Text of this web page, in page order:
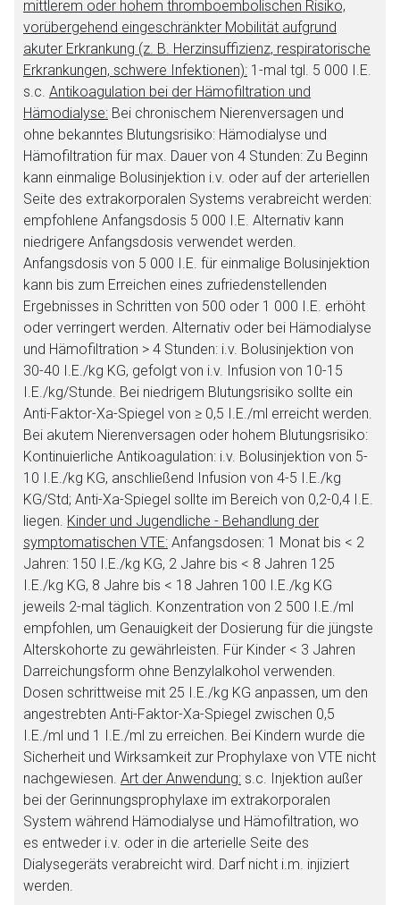
mittlerem oder hohem thromboembolischen Risiko,
vorübergehend eingeschränkter Mobilität aufgrund
akuter Erkrankung (z. B. Herzinsuffizienz, respiratorische
Erkrankungen, schwere Infektionen): 1-mal tgl. 5 000 I.E.
s.c. Antikoagulation bei der Hämofiltration und
Hämodialyse: Bei chronischem Nierenversagen und
ohne bekanntes Blutungsrisiko: Hämodialyse und
Hämofiltration für max. Dauer von 4 Stunden: Zu Beginn
kann einmalige Bolusinjektion i.v. oder auf der arteriellen
Seite des extrakorporalen Systems verabreicht werden:
empfohlene Anfangsdosis 5 000 I.E. Alternativ kann
niedrigere Anfangsdosis verwendet werden.
Anfangsdosis von 5 000 I.E. für einmalige Bolusinjektion
kann bis zum Erreichen eines zufriedenstellenden
Ergebnisses in Schritten von 500 oder 1 000 I.E. erhöht
oder verringert werden. Alternativ oder bei Hämodialyse
und Hämofiltration > 4 Stunden: i.v. Bolusinjektion von
30-40 I.E./kg KG, gefolgt von i.v. Infusion von 10-15
I.E./kg/Stunde. Bei niedrigem Blutungsrisiko sollte ein
Anti-Faktor-Xa-Spiegel von ≥ 0,5 I.E./ml erreicht werden.
Bei akutem Nierenversagen oder hohem Blutungsrisiko:
Kontinuierliche Antikoagulation: i.v. Bolusinjektion von 5-
10 I.E./kg KG, anschließend Infusion von 4-5 I.E./kg
KG/Std; Anti-Xa-Spiegel sollte im Bereich von 0,2-0,4 I.E.
liegen. Kinder und Jugendliche - Behandlung der
symptomatischen VTE: Anfangsdosen: 1 Monat bis < 2
Jahren: 150 I.E./kg KG, 2 Jahre bis < 8 Jahren 125
I.E./kg KG, 8 Jahre bis < 18 Jahren 100 I.E./kg KG
jeweils 2-mal täglich. Konzentration von 2 500 I.E./ml
empfohlen, um Genauigkeit der Dosierung für die jüngste
Alterskohorte zu gewährleisten. Für Kinder < 3 Jahren
Darreichungsform ohne Benzylalkohol verwenden.
Dosen schrittweise mit 25 I.E./kg KG anpassen, um den
angestrebten Anti-Faktor-Xa-Spiegel zwischen 0,5
I.E./ml und 1 I.E./ml zu erreichen. Bei Kindern wurde die
Sicherheit und Wirksamkeit zur Prophylaxe von VTE nicht
nachgewiesen. Art der Anwendung: s.c. Injektion außer
bei der Gerinnungsprophylaxe im extrakorporalen
System während Hämodialyse und Hämofiltration, wo
es entweder i.v. oder in die arterielle Seite des
Dialysegeräts verabreicht wird. Darf nicht i.m. injiziert
werden.
Aufruf einer externen Seite
Der von Ihnen aufgerufene Link öffnet eine externe Web-
Seite. Für die Inhalte der externen Web-Seite ist deren
Betreiber verantwortlich. Ebenso gelten dort ggf. andere
Datenschutzbestimmungen.
Zurück zur rote-liste.de Zur Seite